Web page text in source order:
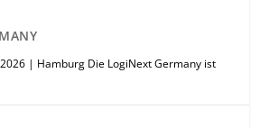
| Hamburg Die LogiNext Germany ist